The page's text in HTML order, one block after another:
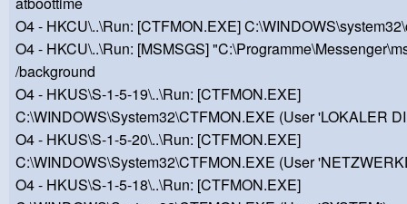
O4 - HKCU\..\Run: [CTFMON.EXE]
O4 - HKCU\..\Run: [MSMSGS]
/background
O4 - HKUS\S-1-5-19\..\Run: [CTFMON.EXE]
C:\WINDOWS\System32\CTFMON.EXE (User 'LOKALER
O4 - HKUS\S-1-5-20\..\Run: [CTFMON.EXE]
C:\WINDOWS\System32\CTFMON.EXE (User
O4 - HKUS\S-1-5-18\..\Run: [CTFMON.EXE]